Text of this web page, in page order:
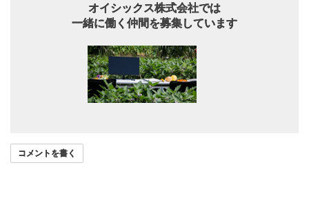
オイシックス株式会社では
一緒に働く仲間を募集しています
コメントを書く